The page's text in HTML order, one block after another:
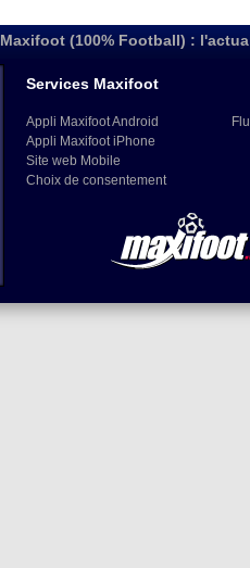
Maxifoot (100% Football) :
Services Maxifoot
Appli Maxifoot Android
Appli Maxifoot iPhone
Site web Mobile
Choix de consentement